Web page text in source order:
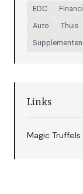
EDC
Auto
Thuis
Supplementen
Links
Magic Truffels